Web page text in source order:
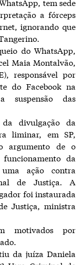
a fórceps
ignorando que
do WhatsApp,
Maia Montalvão,
responsável por
do Facebook na
suspensão das
divulgação da
liminar, em SP,
argumento de o
da
ação contra
de Justiça. A
foi instaurada
Justiça, ministra
motivados por
da juíza Daniela